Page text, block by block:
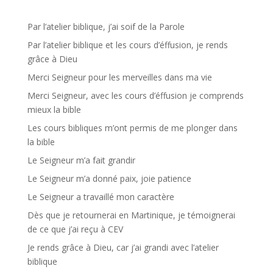
Par l’atelier biblique, j’ai soif de la Parole
Par l’atelier biblique et les cours d’éffusion, je rends
grâce à Dieu
Merci Seigneur pour les merveilles dans ma vie
Merci Seigneur, avec les cours d’éffusion je comprends
mieux la bible
Les cours bibliques m’ont permis de me plonger dans
la bible
Le Seigneur m’a fait grandir
Le Seigneur m’a donné paix, joie patience
Le Seigneur a travaillé mon caractère
Dès que je retournerai en Martinique, je témoignerai
de ce que j’ai reçu à CEV
Je rends grâce à Dieu, car j’ai grandi avec l’atelier
biblique